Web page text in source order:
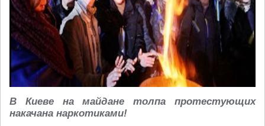
В Киеве на майдане толпа протестующих
накачана наркотиками!